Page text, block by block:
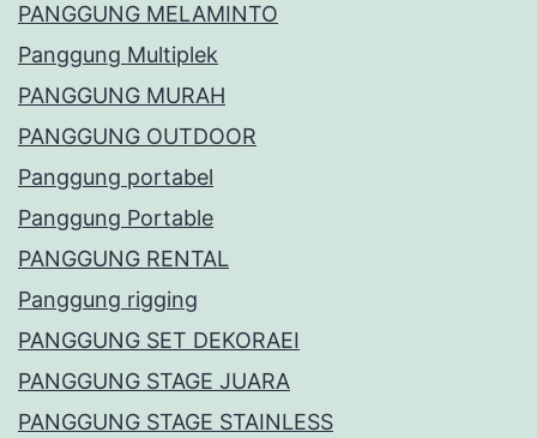
PANGGUNG MELAMINTO
Panggung Multiplek
PANGGUNG MURAH
PANGGUNG OUTDOOR
Panggung portabel
Panggung Portable
PANGGUNG RENTAL
Panggung rigging
PANGGUNG SET DEKORAEI
PANGGUNG STAGE JUARA
PANGGUNG STAGE STAINLESS